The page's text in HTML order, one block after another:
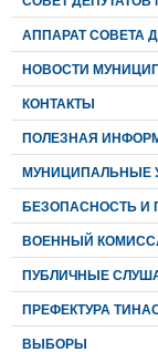
АППАРАТ СОВЕТА
НОВОСТИ
КОНТАКТЫ
ПОЛЕЗНАЯ
МУНИЦИПАЛЬНЫЕ
БЕЗОПАСНОСТЬ И
ВОЕННЫЙ
ПУБЛИЧНЫЕ
ПРЕФЕКТУРА
ВЫБОРЫ